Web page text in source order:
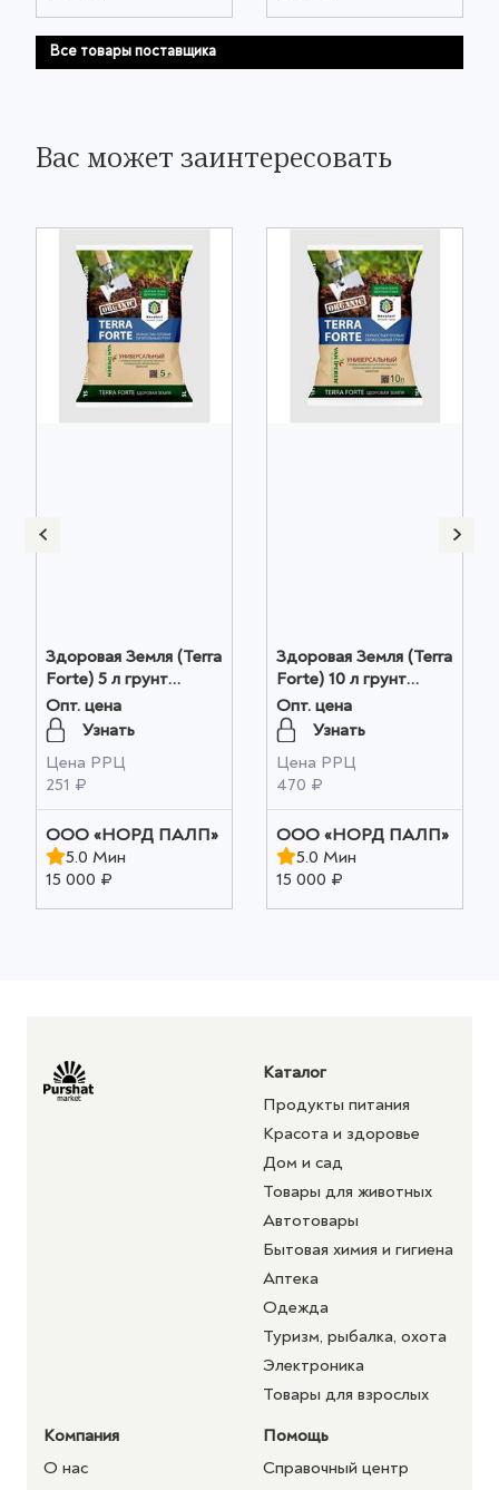
Все товары поставщика
Вас может заинтересовать
Здоровая Земля (Terra
Forte) 5 л грунт
универсальный с
перлитом оптом
Опт. цена
Узнать
Цена РРЦ
251 ₽
ООО «НОРД ПАЛП»
5.0 Мин
15 000 ₽
Здоровая Земля (Terra
Forte) 10 л грунт
универсальный с
перлитом оптом
Опт. цена
Узнать
Цена РРЦ
470 ₽
ООО «НОРД ПАЛП»
5.0 Мин
15 000 ₽
Каталог
Продукты питания
Красота и здоровье
Дом и сад
Товары для животных
Автотовары
Бытовая химия и гигиена
Аптека
Одежда
Туризм, рыбалка, охота
Электроника
Товары для взрослых
Компания
О нас
Помощь
Справочный центр